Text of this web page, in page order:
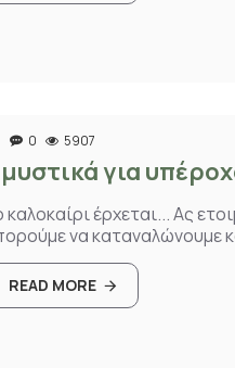
0 5907
για
καλοκαίρι έρχεται... Ας
να καταναλώνουμε
READ MORE